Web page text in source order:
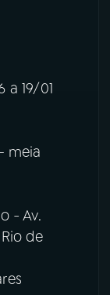
a 19/01
meia
- Av.
de